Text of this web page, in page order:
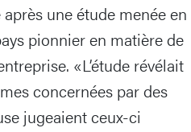
une étude menée en
pionnier en matière de
«L’étude révélait
concernées par des
jugeaient ceux-ci